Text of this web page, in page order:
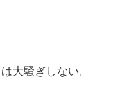
大騒ぎしない。